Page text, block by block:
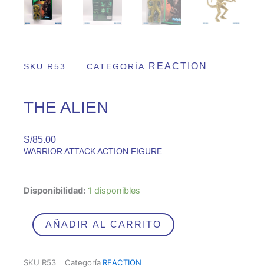
SKU R53 CATEGORÍA REACTION
THE ALIEN
S/85.00
WARRIOR ATTACK ACTION FIGURE
Disponibilidad: 1 disponibles
THE
cantidad
AÑADIR AL CARRITO
SKU R53 Categoría REACTION